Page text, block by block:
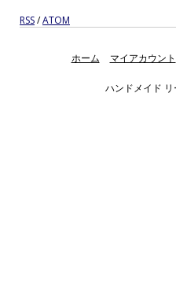
RSS/ATOM
ホーム マイアカウント
ハンドメイド